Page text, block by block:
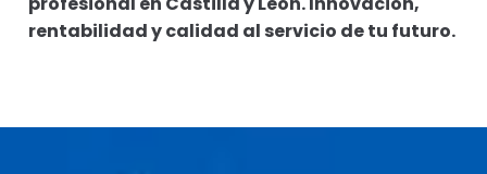
rentabilidad y calidad al servicio de tu futuro.